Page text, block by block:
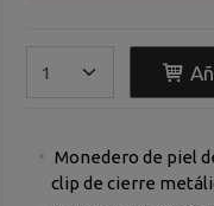
Monedero de piel
clip de cierre